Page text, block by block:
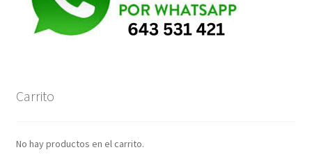
Carrito
No hay productos en el carrito.